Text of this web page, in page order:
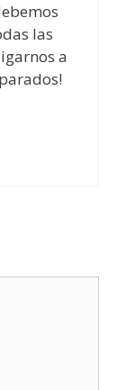
las
a